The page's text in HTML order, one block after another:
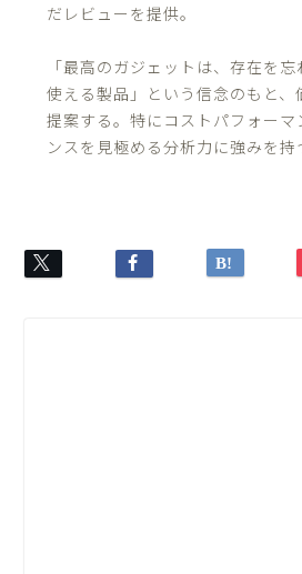
だレビューを提供。
「最高のガジェットは、存在を
使える製品」という信念のもと、
提案する。特にコストパフォーマ
ンスを見極める分析力に強みを持